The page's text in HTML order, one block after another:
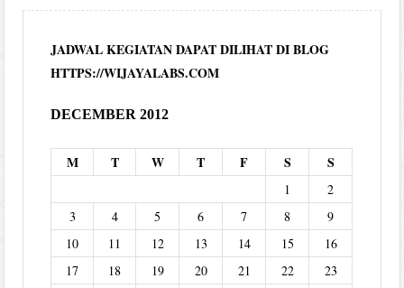
JADWAL KEGIATAN DAPAT DILIHAT DI BLOG
HTTPS://WIJAYALABS.COM
DECEMBER 2012
M T W T F S S
1
2
3
4 5 6 7 8
9
10
11 12 13 14 15
16
17
18 19 20 21 22
23